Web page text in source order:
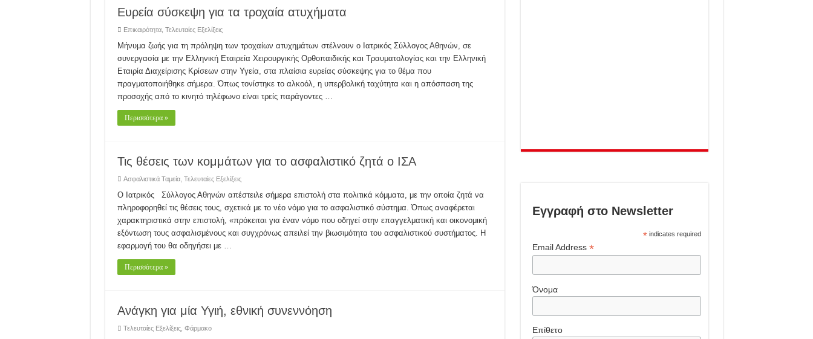
Ευρεία σύσκεψη για τα τροχαία ατυχήματα
Επικαιρότητα, Τελευταίες Εξελίξεις
Μήνυμα ζωής για τη πρόληψη των τροχαίων ατυχημάτων στέλνουν ο Ιατρικός Σύλλογος Αθηνών, σε
συνεργασία με την Ελληνική Εταιρεία Χειρουργικής Ορθοπαιδικής και Τραυματολογίας και την Ελληνική
Εταιρία Διαχείρισης Κρίσεων στην Υγεία, στα πλαίσια ευρείας σύσκεψης για το θέμα που
πραγματοποιήθηκε σήμερα. Όπως τονίστηκε το αλκοόλ, η υπερβολική ταχύτητα και η απόσπαση της
προσοχής από το κινητό τηλέφωνο είναι τρείς παράγοντες …
Περισσότερα »
Τις θέσεις των κομμάτων για το ασφαλιστικό ζητά ο ΙΣΑ
Ασφαλιστικά Ταμεία, Τελευταίες Εξελίξεις
O Ιατρικός Σύλλογος Αθηνών απέστειλε σήμερα επιστολή στα πολιτικά κόμματα, με την οποία ζητά να
πληροφορηθεί τις θέσεις τους, σχετικά με το νέο νόμο για το ασφαλιστικό σύστημα. Όπως αναφέρεται
χαρακτηριστικά στην επιστολή, «πρόκειται για έναν νόμο που οδηγεί στην επαγγελματική και οικονομική
εξόντωση τους ασφαλισμένους και συγχρόνως απειλεί την βιωσιμότητα του ασφαλιστικού συστήματος. Η
εφαρμογή του θα οδηγήσει με …
Περισσότερα »
Ανάγκη για μία Υγιή, εθνική συνεννόηση
Τελευταίες Εξελίξεις, Φάρμακο
Εγγραφή στο Newsletter
*indicates required
Email Address *
Όνομα
Επίθετο